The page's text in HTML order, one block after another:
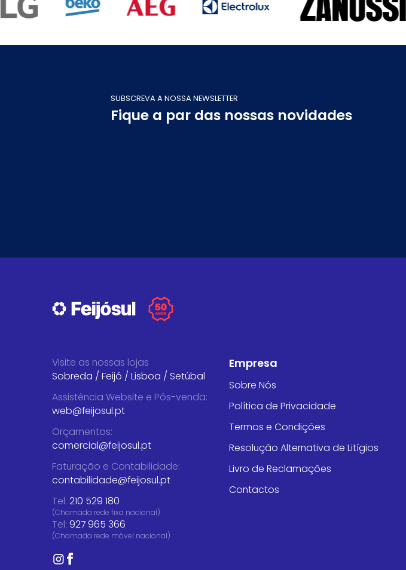
SUBSCREVA A NOSSA NEWSLETTER
Fique a par das nossas novidades
Visite as nossas lojas
Sobreda / Feijó / Lisboa / Setúbal
Assistência Website e Pós-venda:
web@feijosul.pt
Orçamentos:
comercial@feijosul.pt
Faturação e Contabilidade:
contabilidade@feijosul.pt
Tel: 210 529 180
(Chamada rede fixa nacional)
Tel: 927 965 366
(Chamada rede móvel nacional)
Empresa
Sobre Nós
Política de Privacidade
Termos e Condições
Resolução Alternativa de Litígios
Livro de Reclamações
Contactos